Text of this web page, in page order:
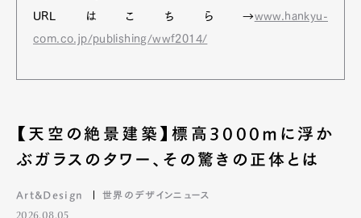
URLはこちら→www.hankyu-
com.co.jp/publishing/wwf2014/
【天空の絶景建築】標高3000mに浮か
ぶガラスのタワー、その驚きの正体とは
Art&Design 世界のデザインニュース